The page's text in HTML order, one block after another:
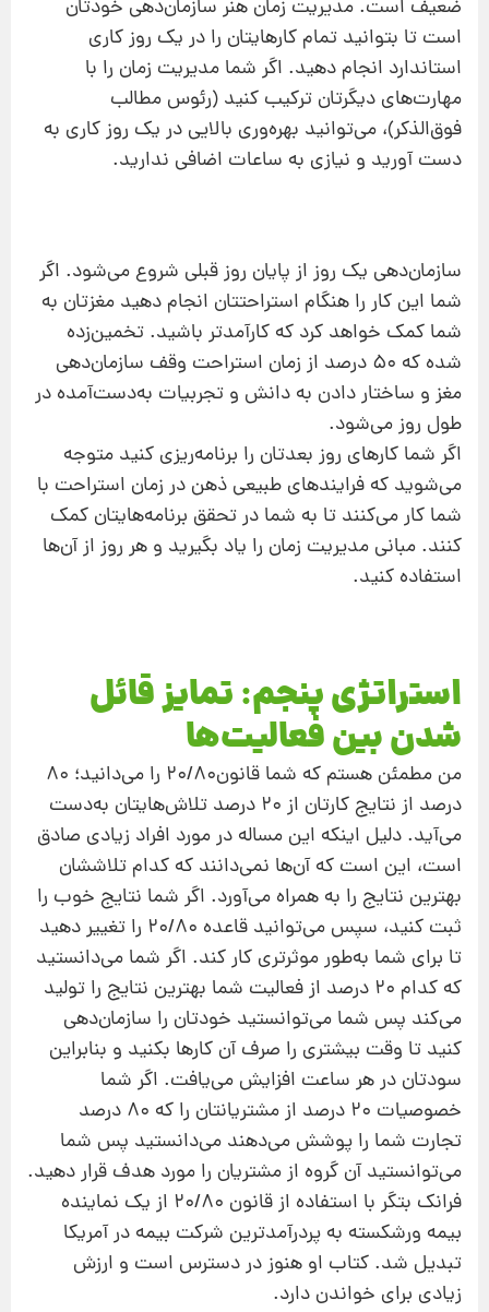
ضعیف است. مدیریت زمان هنر سازمان‌دهی خودتان
است تا بتوانید تمام کارهایتان را در یک روز کاری
استاندارد انجام دهید. اگر شما مدیریت زمان را با
مهارت‌های دیگرتان ترکیب کنید (رئوس مطالب
فوق‌الذکر)، می‌توانید بهره‌وری بالایی در یک روز کاری به
دست آورید و نیازی به ساعات اضافی ندارید.
سازمان‌دهی یک روز از پایان روز قبلی شروع می‌شود. اگر
شما این کار را هنگام استراحتتان انجام دهید مغزتان به
شما کمک خواهد کرد که کارآمدتر باشید. تخمین‌زده
شده که ۵۰ درصد از زمان استراحت وقف سازمان‌دهی
مغز و ساختار دادن به دانش و تجربیات به‌دست‌آمده در
طول روز می‌شود.
اگر شما کارهای روز بعدتان را برنامه‌ریزی کنید متوجه
می‌شوید که فرایندهای طبیعی ذهن در زمان استراحت با
شما کار می‌کنند تا به شما در تحقق برنامه‌هایتان کمک
کنند. مبانی مدیریت زمان را یاد بگیرید و هر روز از آن‌ها
استفاده کنید.
استراتژی پنجم: تمایز قائل
شدن بین فعالیت‌ها
من مطمئن هستم که شما قانون۲۰/۸۰ را می‌دانید؛ ۸۰
درصد از نتایج کارتان از ۲۰ درصد تلاش‌هایتان به‌دست
می‌آید. دلیل اینکه این مساله در مورد افراد زیادی صادق
است، این است که آن‌ها نمی‌دانند که کدام تلاششان
بهترین نتایج را به همراه می‌آورد. اگر شما نتایج خوب را
ثبت کنید، سپس می‌توانید قاعده ۲۰/۸۰ را تغییر دهید
تا برای شما به‌طور موثرتری کار کند. اگر شما می‌دانستید
که کدام ۲۰ درصد از فعالیت شما بهترین نتایج را تولید
می‌کند پس شما می‌توانستید خودتان را سازمان‌دهی
کنید تا وقت بیشتری را صرف آن کارها بکنید و بنابراین
سودتان در هر ساعت افزایش می‌یافت. اگر شما
خصوصیات ۲۰ درصد از مشتریانتان را که ۸۰ درصد
تجارت شما را پوشش می‌دهند می‌دانستید پس شما
می‌توانستید آن گروه از مشتریان را مورد هدف قرار دهید.
فرانک بتگر با استفاده از قانون ۲۰/۸۰ از یک نماینده
بیمه ورشکسته به پردرآمدترین شرکت بیمه در آمریکا
تبدیل شد. کتاب او هنوز در دسترس است و ارزش
زیادی برای خواندن دارد.